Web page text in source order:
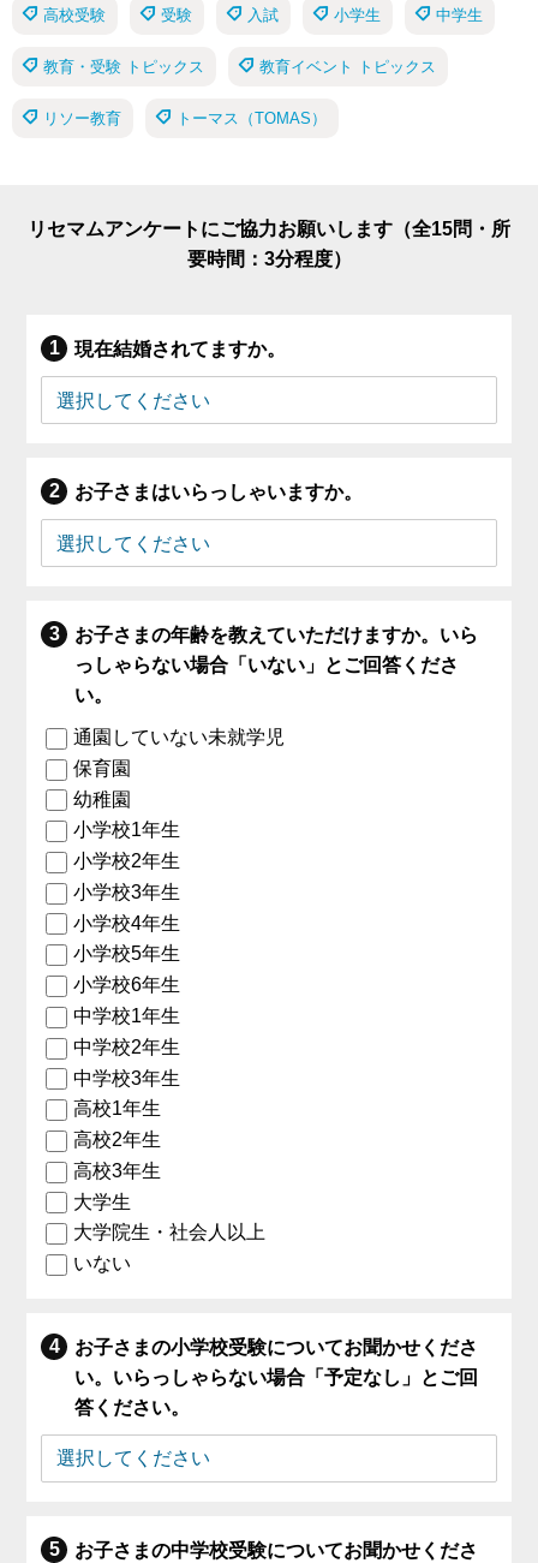
高校受験 受験 入試 小学生 中学生
教育・受験 トピックス 教育イベント トピックス
リソー教育 トーマス（TOMAS）
リセマムアンケートにご協力お願いします（全15問・所
要時間：3分程度）
現在結婚されてますか。
お子さまはいらっしゃいますか。
お子さまの年齢を教えていただけますか。いら
っしゃらない場合「いない」とご回答くださ
い。
通園していない未就学児
保育園
幼稚園
小学校1年生
小学校2年生
小学校3年生
小学校4年生
小学校5年生
小学校6年生
中学校1年生
中学校2年生
中学校3年生
高校1年生
高校2年生
高校3年生
大学生
大学院生・社会人以上
いない
お子さまの小学校受験についてお聞かせくださ
い。いらっしゃらない場合「予定なし」とご回
答ください。
お子さまの中学校受験についてお聞かせくださ